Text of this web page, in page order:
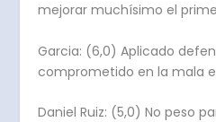
mejorar muchísimo el
Garcia: (6,0) Aplicado
comprometido en la mala
Daniel Ruiz: (5,0) No peso